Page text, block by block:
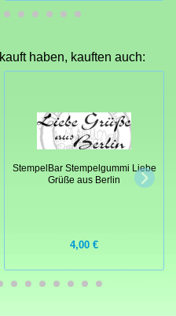
haben, kauften auch:
StempelBar Stempelgummi Liebe
Grüße aus Berlin
4,00 €